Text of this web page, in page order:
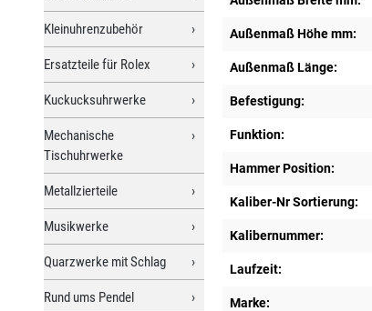
Kleinuhrenzubehör
Ersatzteile für Rolex
Kuckucksuhrwerke
Mechanische
Tischuhrwerke
Metallzierteile
Musikwerke
Quarzwerke mit Schlag
Rund ums Pendel
Außenmaß Höhe mm:
Außenmaß Länge:
Befestigung:
Funktion:
Hammer Position:
Kaliber-Nr Sortierung:
Kalibernummer:
Laufzeit:
Marke: